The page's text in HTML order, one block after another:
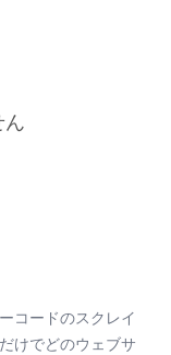
ん
コードのスクレイ
けでどのウェブサ